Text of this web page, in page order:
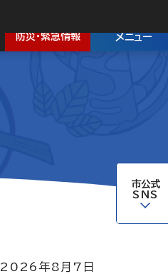
防災・緊急情報 メニュー
市公式
SNS
2026年8月7日